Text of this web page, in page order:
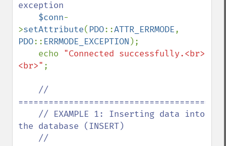
exception
$conn-
>setAttribute( PDO::ATTR_ERRMODE
PDO:: ERRMODE_EXCEPTION );
    echo
"Connected successfully.<br>
<br>" ;
//
the database (INSERT)